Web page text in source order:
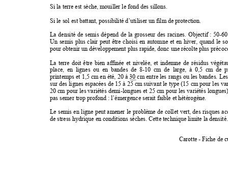
Carotte - Fiche de
Si la terre est sèche, mouiller le fond des sillons.
Si le sol est battant, possibilité d’utiliser un film de protection.
La densité de semis dépend de la grosseur des racines. Objectif : 50-
Un semis plus clair peut être choisi en automne et en hiver, quand le
pour obtenir un développement plus rapide, donc une récolte plus
La terre doit être bien affinée et nivelée, et indemne de résidus
place,  en lignes  ou en  bandes de  8-10 cm  de  large, à  0,5 cm  de
printemps et 1,5 cm en été, 20 à 30 cm entre les rangs ou les bandes.
sur des lignes espacées de 15 à 25 cm suivant le type (15 cm pour les
20 cm pour les variétés demi-longues et 25 cm pour les variétés
pas semer trop profond : l’émergence serait faible et hétérogène.
Le semis en ligne peut amener le problème de collet vert, des risques
de stress hydrique en conditions sèches. Cette technique limite la